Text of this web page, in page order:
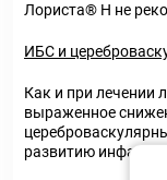
Лориста® Н не
ИБС и
Как и при лечении
выраженное
развитию